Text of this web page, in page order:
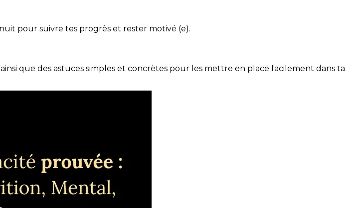
pour suivre tes progrès et rester motivé (e).
que des astuces simples et concrètes pour les mettre en place facilement dans ta